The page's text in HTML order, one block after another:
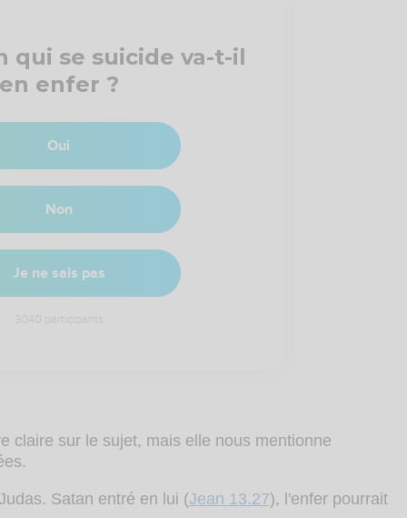
qui se suicide va-t-il
enfer ?
Oui
Non
Je ne sais pas
3040 participants
claire sur le sujet, mais elle nous mentionne
Satan entré en lui (Jean 13.27), l'enfer pourrait